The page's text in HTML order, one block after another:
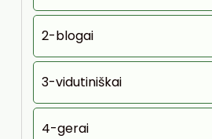
2-blogai
3-vidutiniškai
4-gerai